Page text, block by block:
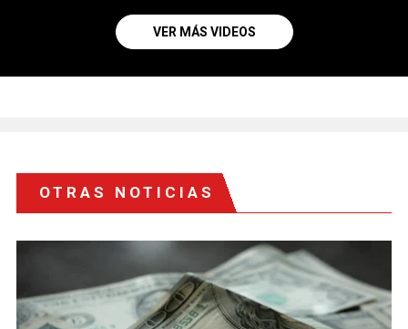
VER MÁS VIDEOS
OTRAS NOTICIAS